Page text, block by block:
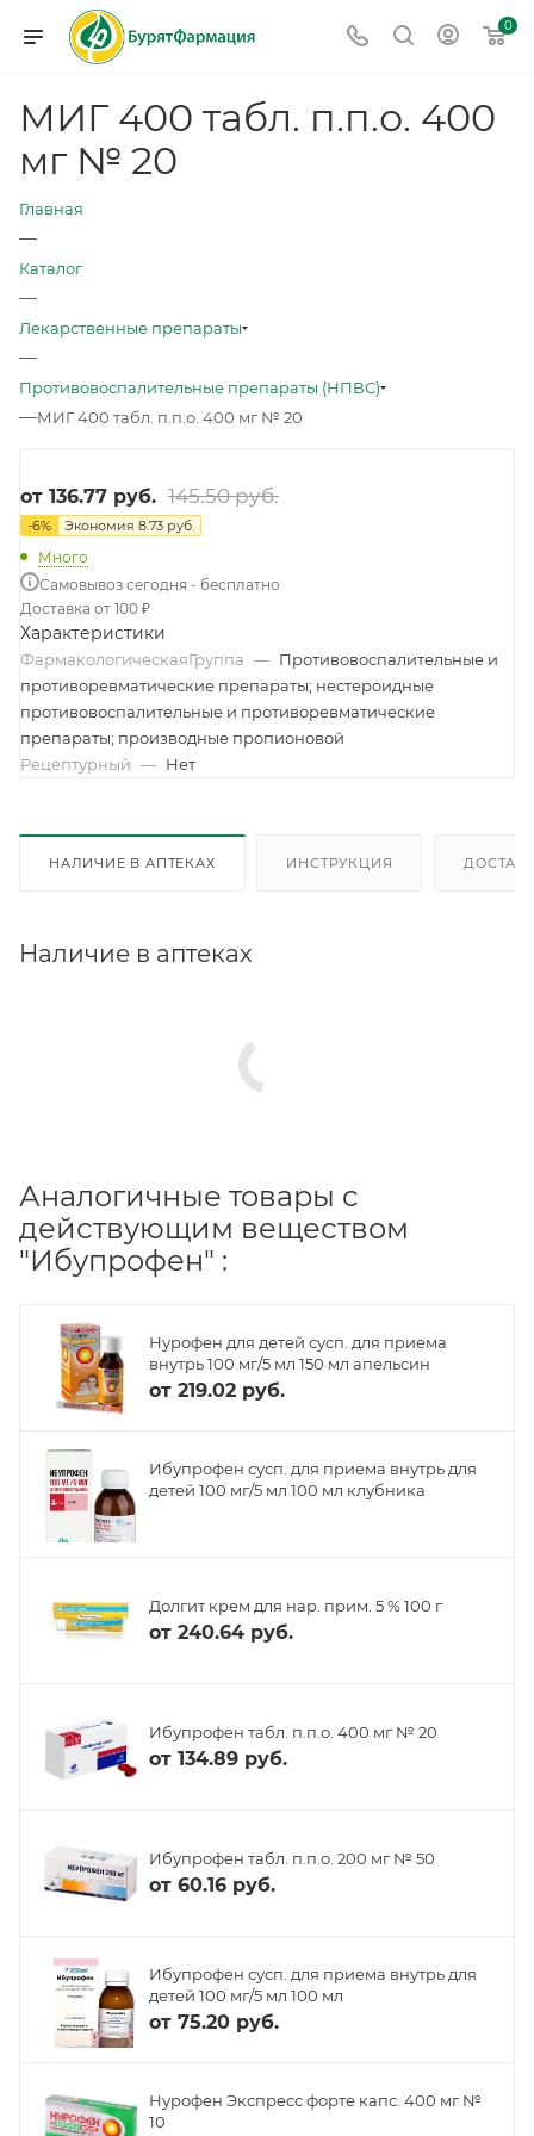
0
МИГ 400 табл. п.п.о. 400
мг № 20
Главная
—
Каталог
—
Лекарственные препараты
—
Противовоспалительные препараты (НПВС)
—МИГ 400 табл. п.п.о. 400 мг № 20
от 136.77 руб. 145.50 руб.
-6% Экономия 8.73 руб.
Много
Самовывоз сегодня - бесплатно
Доставка от 100 ₽
Характеристики
ФармакологическаяГруппа — Противовоспалительные и
противоревматические препараты; нестероидные
противовоспалительные и противоревматические
препараты; производные пропионовой
Рецептурный — Нет
НАЛИЧИЕ В АПТЕКАХ ИНСТРУКЦИЯ
Наличие в аптеках
Аналогичные товары с
действующим веществом
"Ибупрофен" :
Нурофен для детей сусп. для приема
внутрь 100 мг/5 мл 150 мл апельсин
от 219.02 руб.
Ибупрофен сусп. для приема внутрь для
детей 100 мг/5 мл 100 мл клубника
Долгит крем для нар. прим. 5 % 100 г
от 240.64 руб.
Ибупрофен табл. п.п.о. 400 мг № 20
от 134.89 руб.
Ибупрофен табл. п.п.о. 200 мг № 50
от 60.16 руб.
Ибупрофен сусп. для приема внутрь для
детей 100 мг/5 мл 100 мл
от 75.20 руб.
Нурофен Экспресс форте капс. 400 мг №
10